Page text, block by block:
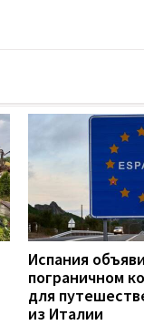
Испания
пограничном
для
из Италии